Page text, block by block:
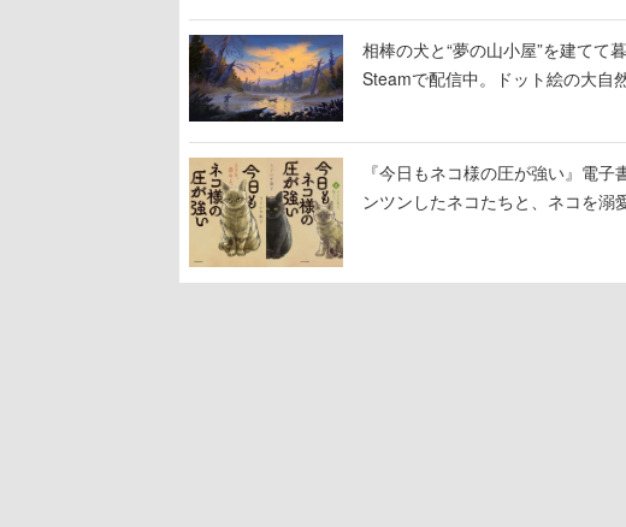
相棒の犬と“夢の山小屋”を建てて
Steamで配信中。ドット絵の大自
『今日もネコ様の圧が強い』電
ンツンしたネコたちと、ネコを溺